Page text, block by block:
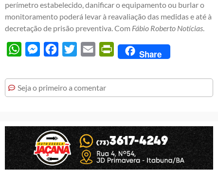
perímetro estabelecido, danificar o equipamento ou burlar o
monitoramento poderá levar à reavaliação das medidas e até à
decretação de prisão preventiva. Com Fábio Roberto Notícias.
WhatsAppMessengerFacebook
Twitter Email PrintFriendly
Share
Seja o primeiro a comentar